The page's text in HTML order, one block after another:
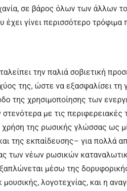
σε βάρος όλων των άλλων
γίνει περισσότερο τρόφιμα
την παλιά σοβιετική
της, ώστε να εξασφαλίσει τη
της χρησιμοποίησης των
με τις περιφερειακές
χρήση της ρωσικής γλώσσας ως
της εκπαίδευσης– για πολλά
των νέων ρωσικών
μέσω της
λογοτεχνίας, και η